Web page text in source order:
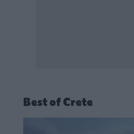
Best of Crete